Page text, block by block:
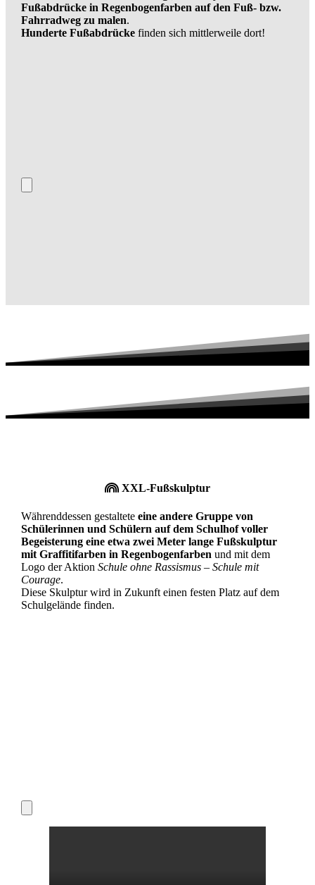
Fußabdrücke in Regenbogenfarben auf den Fuß- bzw.
Fahrradweg zu malen.
Hunderte Fußabdrücke finden sich mittlerweile dort!
XXL-Fußskulptur
Währenddessen gestaltete eine andere Gruppe von
Schülerinnen und Schülern auf dem Schulhof voller
Begeisterung eine etwa zwei Meter lange Fußskulptur
mit Graffitifarben in Regenbogenfarben und mit dem
Logo der Aktion Schule ohne Rassismus – Schule mit
Courage.
Diese Skulptur wird in Zukunft einen festen Platz auf dem
Schulgelände finden.